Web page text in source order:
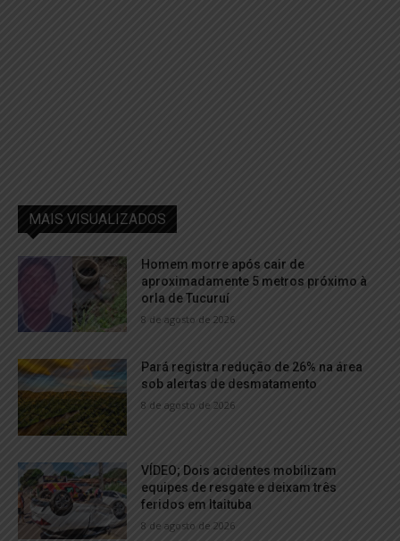
MAIS VISUALIZADOS
Homem morre após cair de
aproximadamente 5 metros próximo à
orla de Tucuruí
8 de agosto de 2026
Pará registra redução de 26% na área
sob alertas de desmatamento
8 de agosto de 2026
VÍDEO; Dois acidentes mobilizam
equipes de resgate e deixam três
feridos em Itaituba
8 de agosto de 2026